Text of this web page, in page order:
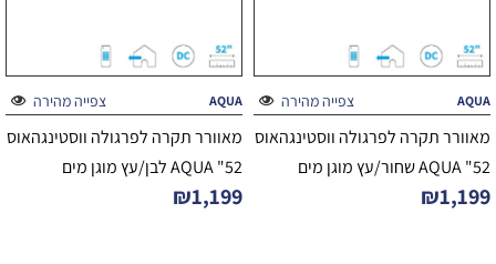
צפייה מהירה AQUA
מאוורר תקרה לפרגולה ווסטינגהאוס
52" AQUA שחור/עץ מוגן מים
₪1,199
צפייה מהירה AQUA
מאוורר תקרה לפרגולה ווסטינגהאוס
52" AQUA לבן/עץ מוגן מים
₪1,199